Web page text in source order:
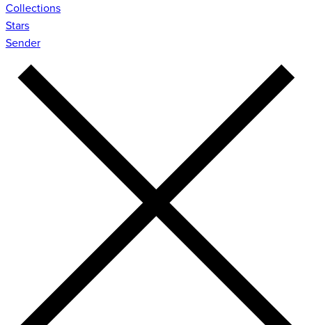
Collections
Stars
Sender